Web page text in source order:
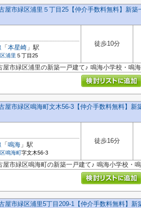
屋市緑区浦里５丁目25【仲介手数料無料】新
「 本星崎 」駅
浦里 ５丁目25
徒歩10分
緑区浦里の新築一戸建て♪ 鳴海小学校・鳴海
屋市緑区鳴海町文木56-3【仲介手数料無料】
「 鳴海 」駅
鳴海町字文木56-3
徒歩16分
緑区鳴海町の新築一戸建て♪ 鳴海小学校・鳴
屋市緑区浦里5丁目209-1【仲介手数料無料】